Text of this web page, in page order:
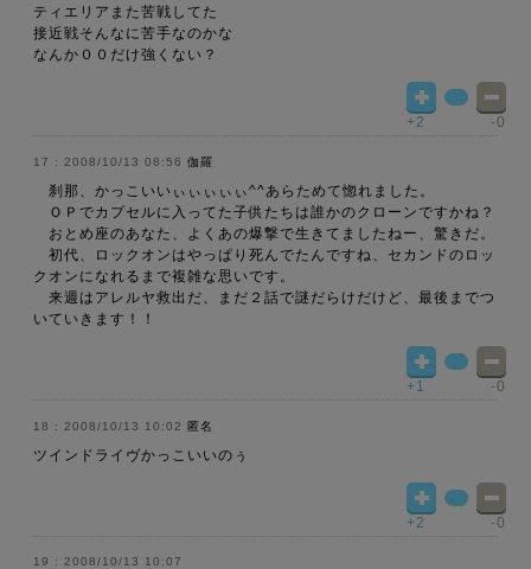
ティエリアまた苦戦してた
接近戦そんなに苦手なのかな
なんか００だけ強くない？
+2 -0
2008/10/13 08:56 伽羅
刹那、かっこいいぃぃぃぃぃ^^あらためて惚れました。
ＯＰでカプセルに入ってた子供たちは誰かのクローンですかね？
おとめ座のあなた、よくあの爆撃で生きてましたねー、驚きだ。
初代、ロックオンはやっぱり死んでたんですね、セカンドのロッ
クオンになれるまで複雑な思いです。
来週はアレルヤ救出だ、まだ２話で謎だらけだけど、最後までつ
いていきます！！
+1 -0
2008/10/13 10:02 匿名
ツインドライヴかっこいいのぅ
+2 -0
2008/10/13 10:07